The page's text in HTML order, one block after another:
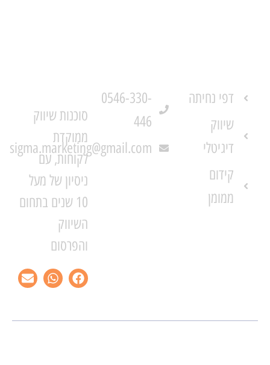
דפי נחיתה
שיווק
דיגיטלי
קידום
ממומן
0546-330-
446
sigma.marketing@gmail.com
סוכנות שיווק
ממוקדת
לקוחות, עם
ניסיון של מעל
10 שנים בתחום
השיווק
והפרסום
F
a
b
W
h
s
E
n
l